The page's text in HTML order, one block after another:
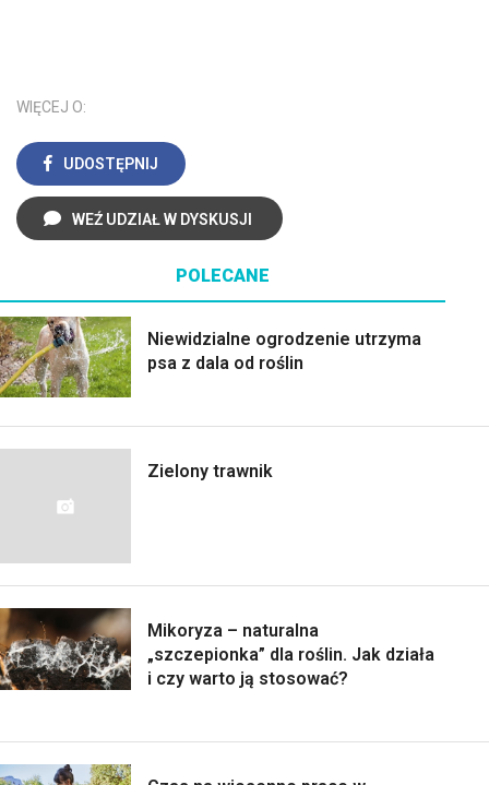
WIĘCEJ O:
UDOSTĘPNIJ
WEŹ UDZIAŁ W DYSKUSJI
POLECANE
Niewidzialne ogrodzenie utrzyma
psa z dala od roślin
Zielony trawnik
Mikoryza – naturalna
„szczepionka” dla roślin. Jak działa
i czy warto ją stosować?